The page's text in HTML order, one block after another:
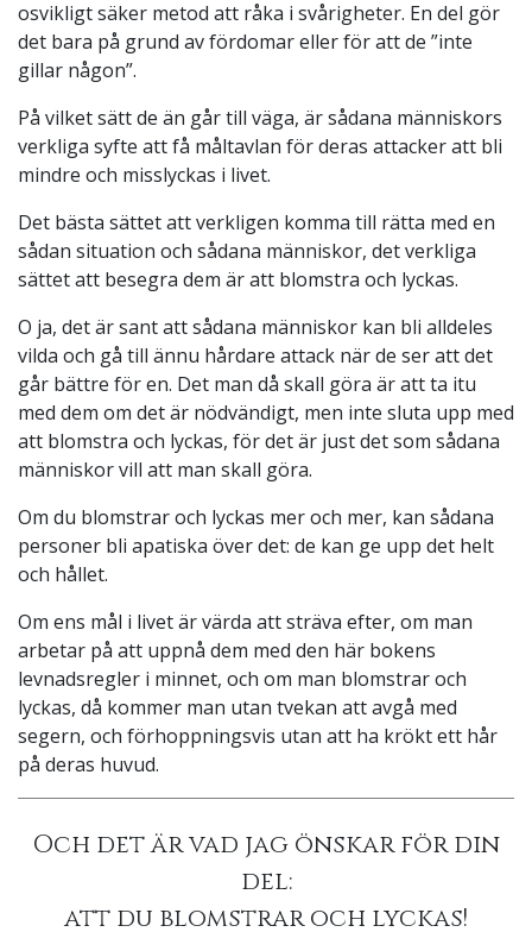
osvikligt säker metod att råka i svårigheter. En del gör
det bara på grund av fördomar eller för att de ”inte
gillar någon”.
På vilket sätt de än går till väga, är sådana människors
verkliga syfte att få måltavlan för deras attacker att bli
mindre och misslyckas i livet.
Det bästa sättet att verkligen komma till rätta med en
sådan situation och sådana människor, det verkliga
sättet att besegra dem är att blomstra och lyckas.
O ja, det är sant att sådana människor kan bli alldeles
vilda och gå till ännu hårdare attack när de ser att det
går bättre för en. Det man då skall göra är att ta itu
med dem om det är nödvändigt, men inte sluta upp med
att blomstra och lyckas, för det är just det som sådana
människor vill att man skall göra.
Om du blomstrar och lyckas mer och mer, kan sådana
personer bli apatiska över det: de kan ge upp det helt
och hållet.
Om ens mål i livet är värda att sträva efter, om man
arbetar på att uppnå dem med den här bokens
levnadsregler i minnet, och om man blomstrar och
lyckas, då kommer man utan tvekan att avgå med
segern, och förhoppningsvis utan att ha krökt ett hår
på deras huvud.
Och det är vad jag önskar för din
del:
att du blomstrar och lyckas!